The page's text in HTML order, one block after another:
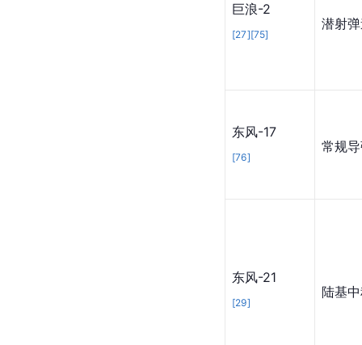
巨浪-2
[27][75]
潜射
东风-17
[76]
常规
东风-21
[29]
陆基